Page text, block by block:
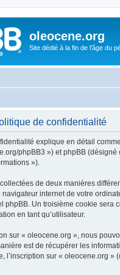
oleocene.org
Site dédié à la fin de l'âge du
de confidentialité
explique en détail
phpBB3 ») et phpBB
»).
de deux manières
internet de votre
phpBB. Un troisième cookie sera
en tant qu’utilisateur.
sur « oleocene.org », nous
est de récupérer les
l’inscription sur « oleocene.org